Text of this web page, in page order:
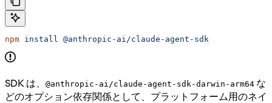
npm install @anthropic-ai/claude-agent-sdk
SDK は、 @anthropic-ai/claude-agent-sdk-darwin-arm64 な
どのオプション依存関係として、プラットフォーム用のネイ